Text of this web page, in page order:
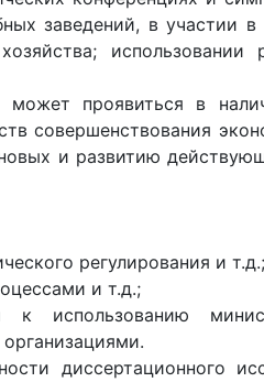
заведений, в участии в
использовании
может проявиться в
совершенствования
и развитию
регулирования и т.д.;
и т.д.;
использованию
диссертационного